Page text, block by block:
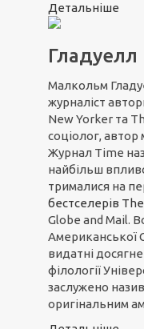
Детальніше
Гладуелл
Малкольм
журналіст
New Yorker та
соціолог, автор
Журнал Time
найбільш
трималися на
бестселерів
Globe and Mail.
Американської
видатні
філології
заслужено
оригінальним